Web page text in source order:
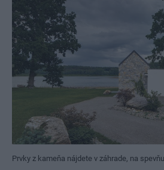
Prvky z kameňa nájdete v záhrade, na